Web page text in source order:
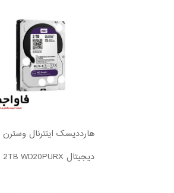
هارددیسک اینترنال وسترن
دیجیتال 2TB WD20PURX